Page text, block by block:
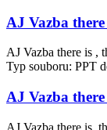
AJ Vazba
AJ Vazba there is ,
Typ souboru: PPT
AJ Vazba
AJ Vazba there is,